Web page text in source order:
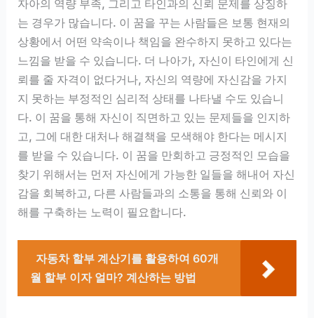
자아의 역량 부족, 그리고 타인과의 신뢰 문제를 상징하
는 경우가 많습니다. 이 꿈을 꾸는 사람들은 보통 현재의
상황에서 어떤 약속이나 책임을 완수하지 못하고 있다는
느낌을 받을 수 있습니다. 더 나아가, 자신이 타인에게 신
뢰를 줄 자격이 없다거나, 자신의 역량에 자신감을 가지
지 못하는 부정적인 심리적 상태를 나타낼 수도 있습니
다. 이 꿈을 통해 자신이 직면하고 있는 문제들을 인지하
고, 그에 대한 대처나 해결책을 모색해야 한다는 메시지
를 받을 수 있습니다. 이 꿈을 만회하고 긍정적인 모습을
찾기 위해서는 먼저 자신에게 가능한 일들을 해내어 자신
감을 회복하고, 다른 사람들과의 소통을 통해 신뢰와 이
해를 구축하는 노력이 필요합니다.
자동차 할부 계산기를 활용하여 60개
월 할부 이자 얼마? 계산하는 방법